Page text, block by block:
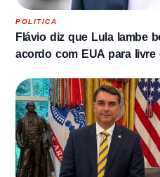
POLITICA
Flávio diz que Lula lambe
acordo com EUA para